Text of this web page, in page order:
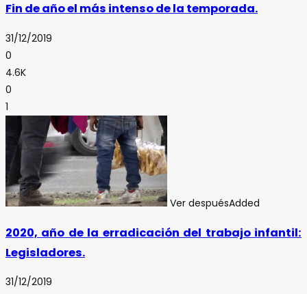
Fin de año el más intenso de la temporada.
31/12/2019
0
4.6K
0
1
Ver despuésAdded
2020, año de la erradicación del trabajo infantil:
Legisladores.
31/12/2019